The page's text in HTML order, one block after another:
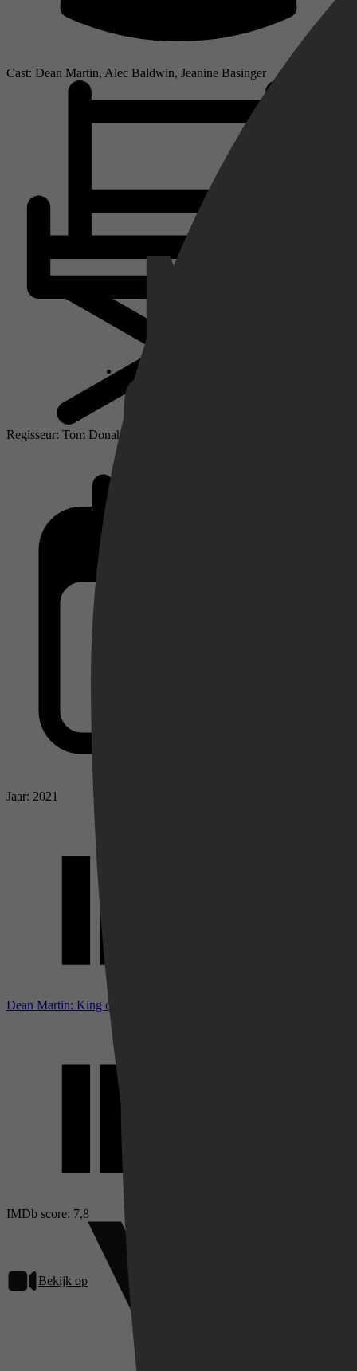
Cast: Dean Martin, Alec Baldwin, Jeanine Basinger
Regisseur: Tom Donahue
Jaar: 2021
Dean Martin: King of Cool bij IMDb
IMDb score: 7,8
Bekijk op